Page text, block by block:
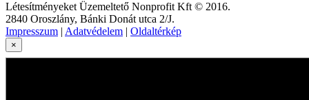
Létesítményeket Üzemeltető Nonprofit Kft © 2016.
2840 Oroszlány, Bánki Donát utca 2/J.
Impresszum | Adatvédelem | Oldaltérkép
×